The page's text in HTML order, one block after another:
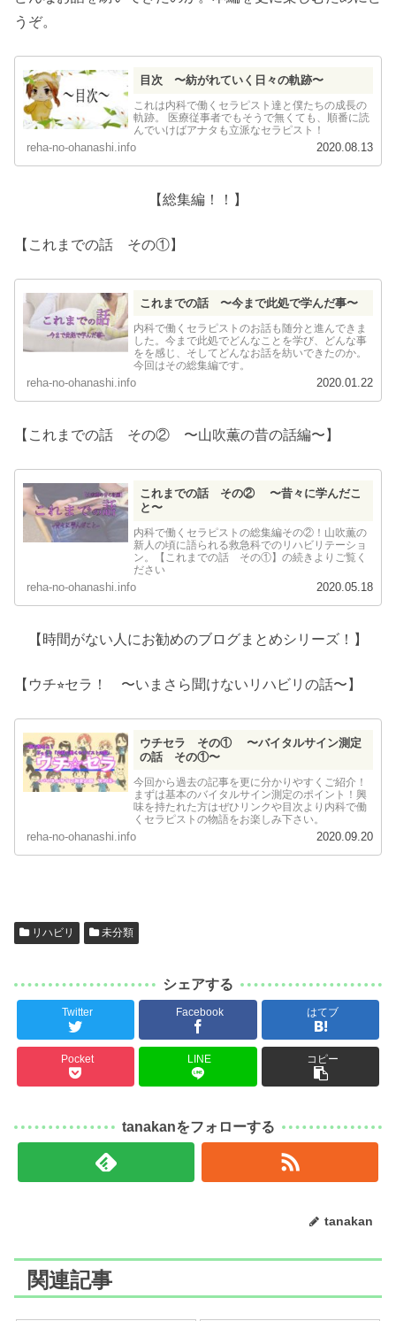
うぞ。
目次 〜紡がれていく日々の軌跡〜
これは内科で働くセラピスト達と僕たちの成長の
軌跡。 医療従事者でもそうで無くても、順番に読
んでいけばアナタも立派なセラピスト！
reha-no-ohanashi.info 2020.08.13
【総集編！！】
【これまでの話 その①】
これまでの話 〜今まで此処で学んだ事〜
内科で働くセラピストのお話も随分と進んできま
した。今まで此処でどんなことを学び、どんな事
をを感じ、そしてどんなお話を紡いできたのか。
今回はその総集編です。
reha-no-ohanashi.info 2020.01.22
【これまでの話 その② 〜山吹薫の昔の話編〜】
これまでの話 その② 〜昔々に学んだこ
と〜
内科で働くセラピストの総集編その②！山吹薫の
新人の頃に語られる救急科でのリハビリテーショ
ン。【これまでの話 その①】の続きよりご覧く
ださい
reha-no-ohanashi.info 2020.05.18
【時間がない人にお勧めのブログまとめシリーズ！】
【ウチ⭐︎セラ！ 〜いまさら聞けないリハビリの話〜】
ウチセラ その① 〜バイタルサイン測定
の話 その①〜
今回から過去の記事を更に分かりやすくご紹介！
まずは基本のバイタルサイン測定のポイント！興
味を持たれた方はぜひリンクや目次より内科で働
くセラピストの物語をお楽しみ下さい。
reha-no-ohanashi.info 2020.09.20
リハビリ 未分類
シェアする
Twitter Facebook はてブ
Pocket LINE コピー
tanakanをフォローする
tanakan
関連記事